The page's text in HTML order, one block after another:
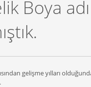
Boya
gelişme yılları